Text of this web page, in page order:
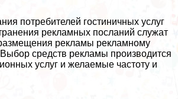
потребителей гостиничных услуг
рекламных посланий служат
размещения рекламы рекламному
средств рекламы производится
услуг и желаемые частоту и